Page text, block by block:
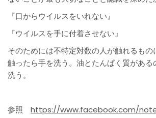
『口からウイルスをいれない』
『ウイルスを手に付着させない』
そのためには不特定対数の人が触れるもの
触ったら手を洗う。油とたんぱく質がある
洗う。
参照 https://www.facebook.com/